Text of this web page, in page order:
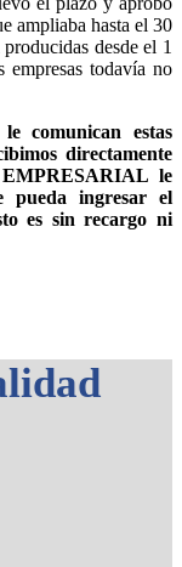
ampliaba hasta el 30
desde el 1
empresas todavía no
comunican estas
directamente
le
pueda ingresar el
es sin recargo ni